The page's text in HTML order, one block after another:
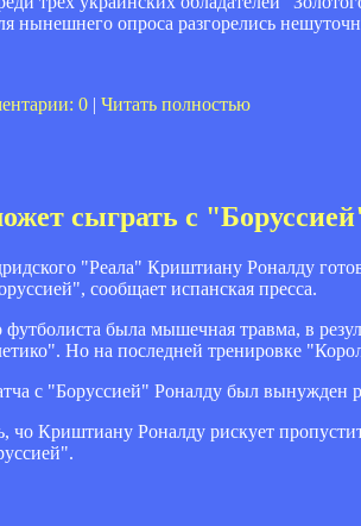
нынешнего опроса разгорелись
0 | Читать полностью
сыграть с
"Реала" Криштиану Роналду
сообщает испанская пресса.
футболиста была мышечная травма, в
Но на последней тренировке
с "Боруссией" Роналду был вынужден
чо Криштиану Роналду рискует